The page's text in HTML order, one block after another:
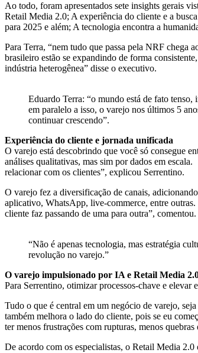
Ao todo, foram apresentados sete insights gerais
Retail Media 2.0; A experiência do cliente e a
para 2025 e além; A tecnologia encontra a
Para Terra, “nem tudo que passa pela NRF chega
brasileiro estão se expandindo de forma
indústria heterogênea” disse o executivo.
Eduardo Terra: “o mundo está de fato tenso,
em paralelo a isso, o varejo nos últimos 5
continuar crescendo”.
Experiência do cliente e jornada unificada
O varejo está descobrindo que você só consegue
análises qualitativas, mas sim por dados em
relacionar com os clientes”, explicou Serrentino.
O varejo fez a diversificação de canais,
aplicativo, WhatsApp, live-commerce, entre outras.
cliente faz passando de uma para outra”, comentou.
“Não é apenas tecnologia, mas estratégia
revolução no varejo.”
O varejo impulsionado por IA e Retail Media
Para Serrentino, otimizar processos-chave e
Tudo o que é central em um negócio de varejo,
também melhora o lado do cliente, pois se eu
ter menos frustrações com rupturas, menos
De acordo com os especialistas, o Retail Media